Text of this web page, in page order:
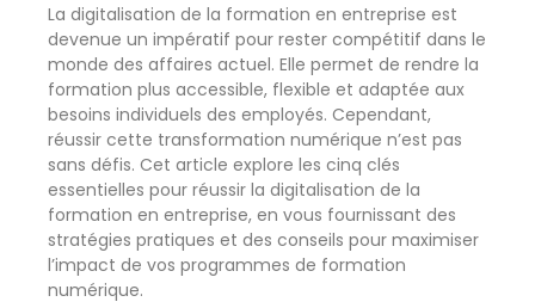
La digitalisation de la formation en entreprise est
devenue un impératif pour rester compétitif dans le
monde des affaires actuel. Elle permet de rendre la
formation plus accessible, flexible et adaptée aux
besoins individuels des employés. Cependant,
réussir cette transformation numérique n’est pas
sans défis. Cet article explore les cinq clés
essentielles pour réussir la digitalisation de la
formation en entreprise, en vous fournissant des
stratégies pratiques et des conseils pour maximiser
l’impact de vos programmes de formation
numérique.